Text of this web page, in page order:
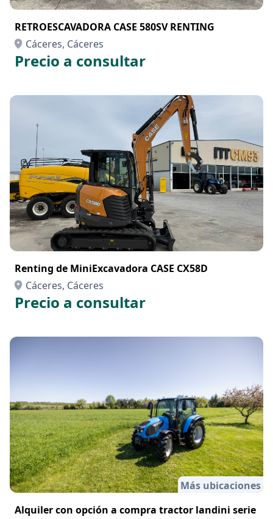
RETROESCAVADORA CASE 580SV RENTING
Cáceres, Cáceres
Precio a consultar
Renting de MiniExcavadora CASE CX58D
Cáceres, Cáceres
Precio a consultar
Más ubicaciones
Alquiler con opción a compra tractor landini serie